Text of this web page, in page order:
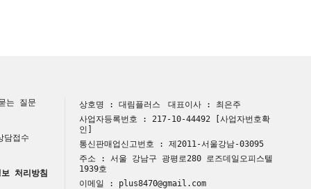
는 질문
담접수
보 처리방침
상호명 : 대림플러스
대표이사 : 최은주
사업자등록번호 : 217-10-44492
[사업자번호확
인]
통신판매업신고번호 : 제2011-서울강남-03095
주소 : 서울 강남구 광평로280 로즈데일오피스텔
1939호
이메일 : plus8470@gmail.com